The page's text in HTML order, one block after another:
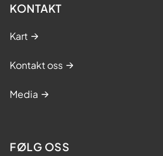
KONTAKT
Kart
Kontakt oss
Media
FØLG OSS